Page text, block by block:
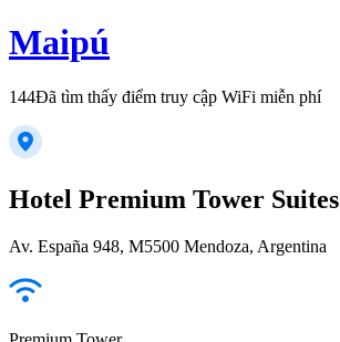
Maipú
144Đã tìm thấy điểm truy cập WiFi miễn phí
Hotel Premium Tower Suites
Av. España 948, M5500 Mendoza, Argentina